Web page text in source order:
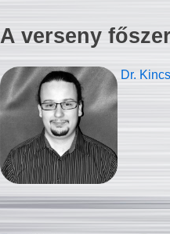
A verseny
Dr.